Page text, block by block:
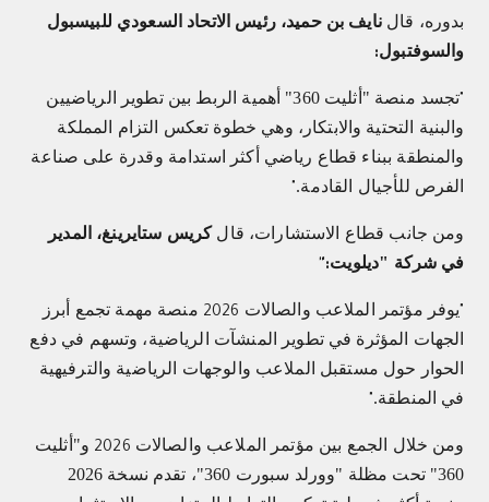
بدوره، قالنايف بن حميد، رئيس الاتحاد السعودي للبيسبول
والسوفتبول:
تجسد منصة "أثليت 360" أهمية الربط بين تطوير الرياضيين
والبنية التحتية والابتكار، وهي خطوة تعكس التزام المملكة
والمنطقة ببناء قطاع رياضي أكثر استدامة وقدرة على صناعة
الفرص للأجيال القادمة.
ومن جانب قطاع الاستشارات، قالكريس ستايرينغ، المدير
في شركة "ديلويت":
يوفر مؤتمر الملاعب والصالات 2026 منصة مهمة تجمع أبرز
الجهات المؤثرة في تطوير المنشآت الرياضية، وتسهم في دفع
الحوار حول مستقبل الملاعب والوجهات الرياضية والترفيهية
في المنطقة.
ومن خلال الجمع بين مؤتمر الملاعب والصالات 2026 و"أثليت
360" تحت مظلة "وورلد سبورت 360"، تقدم نسخة 2026